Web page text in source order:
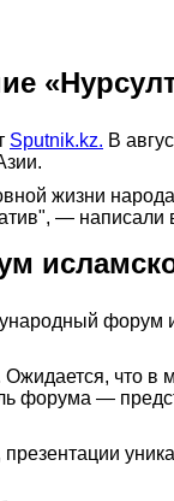
Sputnik.kz. В
жизни
— написали
форум
что в
форума —